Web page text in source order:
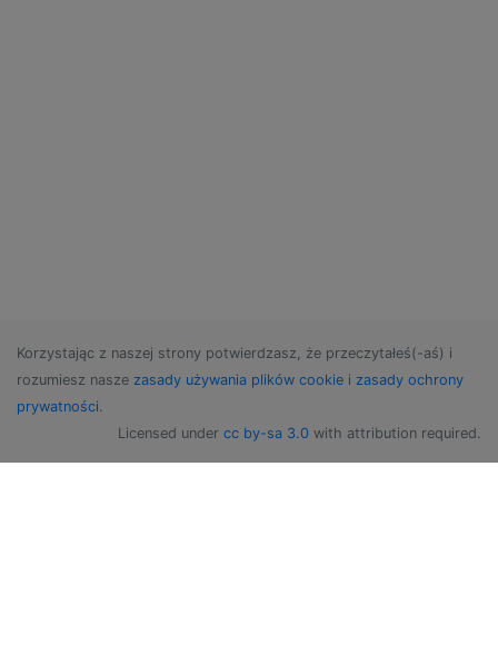
Korzystając z naszej strony potwierdzasz, że przeczytałeś(-aś) i
rozumiesz nasze zasady używania plików cookie i zasady ochrony
prywatności.
Licensed under cc by-sa 3.0 with attribution required.